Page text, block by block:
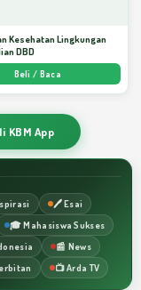
Kesehatan Lingkungan
DBD
Beli / Baca
KBM App
🖊️ Esai
🎓 Mahasiswa Sukses
📰 News
📺 Arda TV